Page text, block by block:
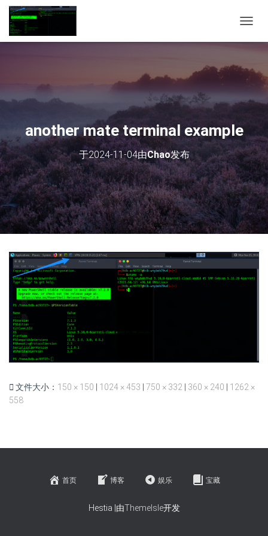
换
another mate terminal example
于2024-11-04由Chao发布
文件大小： 150 × 150 1024 × 453 750 × 332 360 × 240
1262 ×
558
首页 博客 娱乐 宝藏
Hestia |由ThemeIsle开发